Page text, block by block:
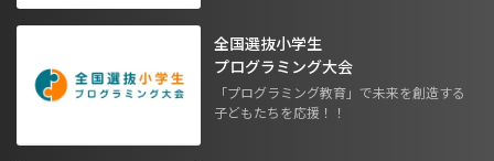
全国選抜小学生
プログラミング大会
「プログラミング教育」で未来を創造する
子どもたちを応援！！